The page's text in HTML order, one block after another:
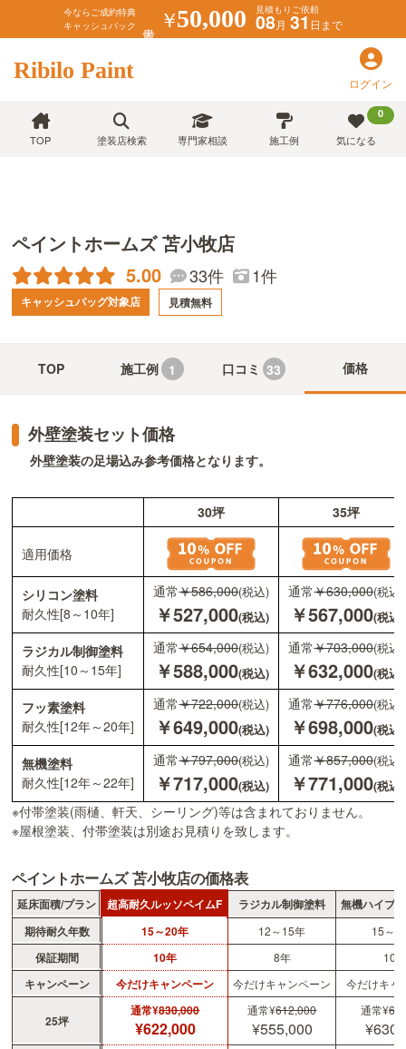
今ならご成約特典
キャッシュバック
￥50,000 見積もりご依頼
08月 31日まで
Ribilo Paint ログイン
TOP 塗装店検索 専門家相談 施工例
0
気になる
ペイントホームズ 苫小牧店
5.00 33件 1件
キャッシュバッグ対象店 見積無料
TOP 施工例 1 口コミ 33 価格
外壁塗装セット価格
外壁塗装の足場込み参考価格となります。
30坪 35坪
適用価格
シリコン塗料
耐久性[8～10年]
通常￥586,000(税込)
￥527,000(税込)
通常￥630,000(税込)
￥567,000(税込)
ラジカル制御塗料
耐久性[10～15年]
通常￥654,000(税込)
￥588,000(税込)
通常￥703,000(税込)
￥632,000(税込)
フッ素塗料
耐久性[12年～20年]
通常￥722,000(税込)
￥649,000(税込)
通常￥776,000(税込)
￥698,000(税込)
無機塗料
耐久性[12年～22年]
通常￥797,000(税込)
￥717,000(税込)
通常￥857,000(税込)
￥771,000(税込)
※付帯塗装(雨樋、軒天、シーリング)等は含まれておりません。
※屋根塗装、付帯塗装は別途お見積りを致します。
ペイントホームズ 苫小牧店の価格表
延床面積/プラン 超高耐久ルッソペイムF ラジカル制御塗料
無機ハイブ
期待耐久年数
15～20年 12～15年 15～
保証期間 10年 8年 10
キャンペーン 今だけキャンペーン 今だけキャンペーン 今だけキャ
25坪
通常¥830,000
¥622,000
通常¥612,000
¥555,000
通常¥